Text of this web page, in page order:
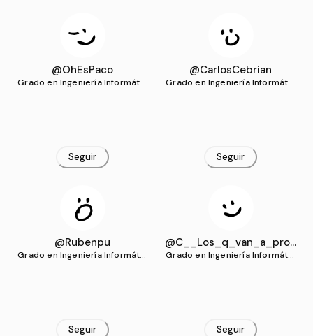
@OhEsPaco
Grado en Ingeniería Informátic
Seguir
@CarlosCebrian
Grado en Ingeniería Informátic
Seguir
@Rubenpu
Grado en Ingeniería Informátic
Seguir
@C__Los_q_van_a_prog
ramar_t_saludan
Grado en Ingeniería Informátic
Seguir